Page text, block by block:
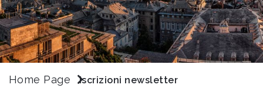
Home Page Iscrizioni newsletter